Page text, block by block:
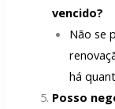
vencido?
Não se
há
Posso